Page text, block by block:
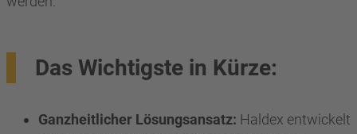
Das Wichtigste in Kürze:
Ganzheitlicher Lösungsansatz: Haldex entwickelt